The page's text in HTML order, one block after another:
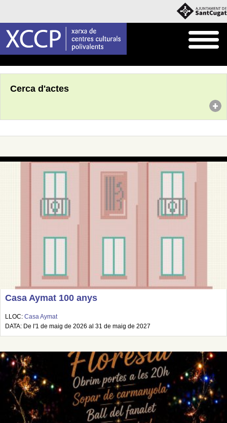
Cerca d'actes
Casa Aymat 100 anys
LLOC: Casa Aymat
DATA: De l'1 de maig de 2026 al 31 de maig de 2027